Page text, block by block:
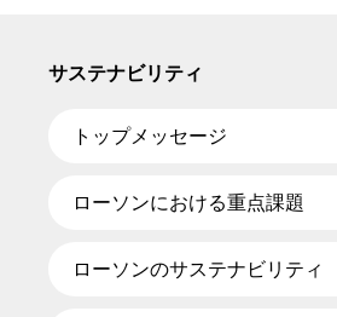
サステナビリティ
トップメッセージ
ローソンにおける重点課題
ローソンのサステナビリティ